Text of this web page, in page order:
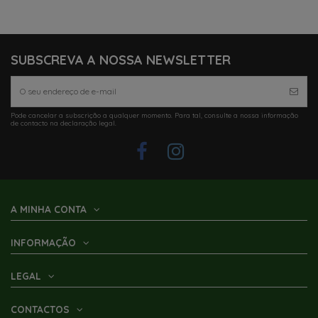
SUBSCREVA A NOSSA NEWSLETTER
Pode cancelar a subscrição a qualquer momento. Para tal, consulte a nossa informação
de contacto na declaração legal.
A MINHA CONTA
INFORMAÇÃO
LEGAL
CONTACTOS